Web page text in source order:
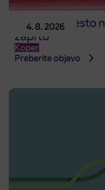
4. 8. 2026
Prodajno mesto
zaprto
Koper
Preberite objavo